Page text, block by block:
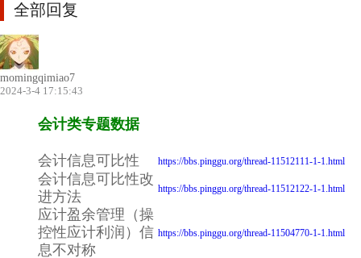
全部回复
momingqimiao7
2024-3-4 17:15:43
会计类专题数据
会计信息可比性 https://bbs.pinggu.org/thread-11512111-1-1.html
会计信息可比性改
进方法
https://bbs.pinggu.org/thread-11512122-1-1.html
应计盈余管理（操
控性应计利润）信
息不对称
https://bbs.pinggu.org/thread-11504770-1-1.html